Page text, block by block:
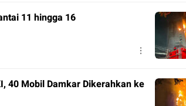
11 hingga 16
40 Mobil Damkar Dikerahkan ke